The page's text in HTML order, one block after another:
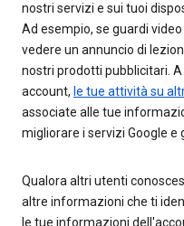
nostri servizi e sui tuoi
Ad esempio, se guardi
vedere un annuncio di
nostri prodotti pubblicitari.
account, le tue attività su
associate alle tue
migliorare i servizi Google e
Qualora altri utenti
altre informazioni che ti
le tue informazioni